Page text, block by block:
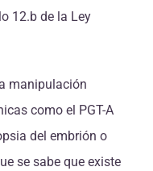
12.b de la Ley
manipulación
como el PGT-A
del embrión o
se sabe que existe